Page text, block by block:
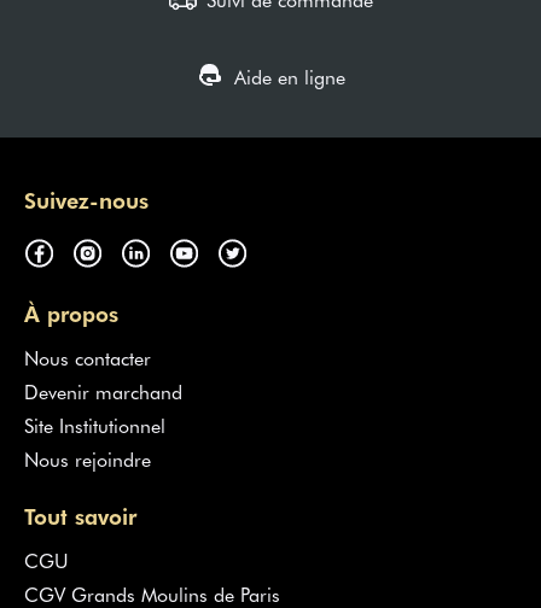
Aide en ligne
Suivez-nous
À propos
Nous contacter
Devenir marchand
Site Institutionnel
Nous rejoindre
Tout savoir
CGU
CGV Grands Moulins de Paris